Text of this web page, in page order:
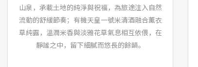
山泉，承載土地的純淨與祝福，為旅途注入自然
流動的舒緩節奏；有機天皇一號米清酒融合薰衣
草純露，溫潤米香與淡雅花草氣息相互依偎，在
靜謐之中，留下細膩而悠長的餘韻。